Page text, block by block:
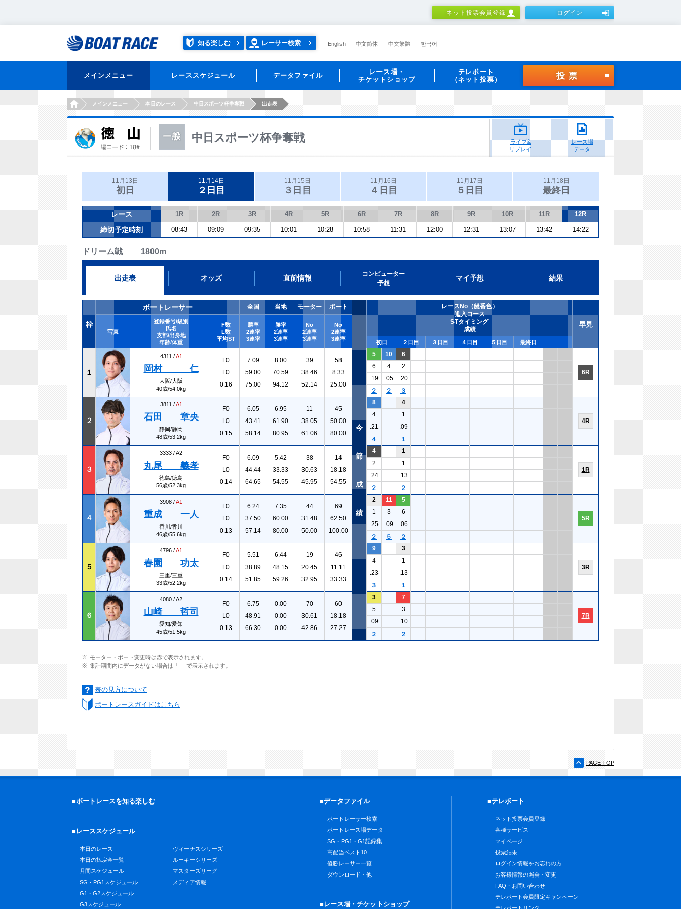
ネット投票会員登録 ログイン
知る楽しむ レーサー検索 English 中文简体 中文繁體 한국어
メインメニュー レーススケジュール データファイル
レース場・
チケットショップ
テレボート
（ネット投票）
投票
HOMEメインメニュー 本日のレース 中日スポーツ杯争奪戦 出走表
中日スポーツ杯争奪戦
ライブ&
リプレイ
レース場
データ
11月13日
初日
11月14日
２日目
11月15日
３日目
11月16日
４日目
11月17日
５日目
11月18日
最終日
レース 1R 2R 3R 4R 5R 6R 7R 8R 9R 10R 11R 12R
締切予定時刻 08:43 09:09 09:35 10:01 10:28 10:58 11:31 12:00 12:31 13:07 13:42 14:22
ドリーム戦 1800m
出走表 オッズ 直前情報
コンピューター
予想
マイ予想 結果
枠
ボートレーサー 全国 当地 モーター ボート
レースNo（艇番色）
進入コース
STタイミング
成績
早見
写真
登録番号/級別
氏名
支部/出身地
年齢/体重
F数
L数
平均ST
勝率
2連率
3連率
勝率
2連率
3連率
No
2連率
3連率
No
2連率
3連率
初日 ２日目 ３日目 ４日目 ５日目 最終日
１
4311 /A1
岡村 仁
大阪/大阪
40歳/54.0kg
F0
L0
0.16
7.09
59.00
75.00
8.00
70.59
94.12
39
38.46
52.14
58
8.33
25.00
5 10 6
6R
6 4
2
.19
.05
.20
２
２ ３
２
3811 /A1
石田 章央
静岡/静岡
48歳/53.2kg
F0
L0
0.15
6.05
43.41
58.14
6.95
61.90
80.95
11
38.05
61.06
45
50.00
80.00
8 4
4R
4
1
.21
.09
４
１
３
3333 /A2
丸尾 義孝
徳島/徳島
56歳/52.3kg
F0
L0
0.14
6.09
44.44
64.65
5.42
33.33
54.55
38
30.63
45.95
14
18.18
54.55
4 1
1R
2
1
.24
.13
２
２
４
3908 /A1
重成 一人
香川/香川
46歳/55.6kg
F0
L0
0.13
6.24
37.50
57.14
7.35
60.00
80.00
44
31.48
50.00
69
62.50
100.00
2 11 5
5R
1 3
6
.25
.09
.06
２
５ ２
５
4796 /A1
春園 功太
三重/三重
33歳/52.2kg
F0
L0
0.14
5.51
38.89
51.85
6.44
48.15
59.26
19
20.45
32.95
46
11.11
33.33
9 3
3R
4
1
.23
.13
３
１
６
4080 /A2
山崎 哲司
愛知/愛知
45歳/51.5kg
F0
L0
0.13
6.75
48.91
66.30
0.00
0.00
0.00
70
30.61
42.86
60
18.18
27.27
3 7
7R
5
3
.09
.10
２
２
今
節
成
績
モーター・ボート変更時は赤で表示されます。
集計期間内にデータがない場合は「-」で表示されます。
表の見方について
ボートレースガイドはこちら
PAGE TOP
■ボートレースを知る楽しむ
■レーススケジュール
本日のレース
本日の払戻金一覧
月間スケジュール
SG・PG1スケジュール
G1・G2スケジュール
G3スケジュール
ヴィーナスシリーズ
ルーキーシリーズ
マスターズリーグ
メディア情報
■データファイル
ボートレーサー検索
ボートレース場データ
SG・PG1・G1記録集
高配当ベスト10
優勝レーサー一覧
ダウンロード・他
■レース場・チケットショップ
■テレボート
ネット投票会員登録
各種サービス
マイページ
投票結果
ログイン情報をお忘れの方
お客様情報の照会・変更
FAQ・お問い合わせ
テレボート会員限定キャンペーン